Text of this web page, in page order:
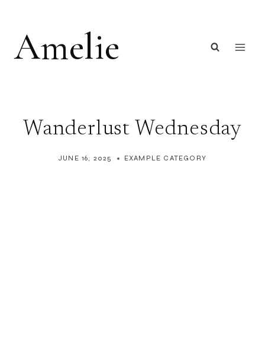
content
Amelie
Wanderlust Wednesday
JUNE 16, 2025 EXAMPLE CATEGORY